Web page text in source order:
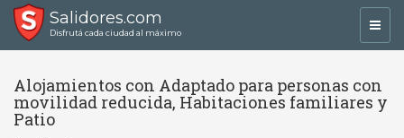
Salidores.com
Disfrutá cada ciudad al máximo
Alojamientos con Adaptado para personas con
movilidad reducida, Habitaciones familiares y
Patio